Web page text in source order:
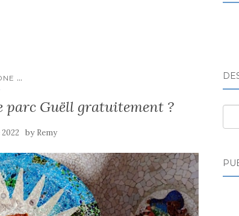
...
parc Guëll gratuitement ?
by Remy